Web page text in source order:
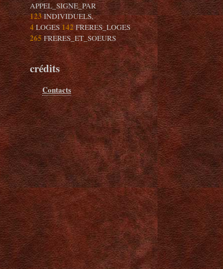
APPEL_SIGNE_PAR
123INDIVIDUELS,
4LOGES 142FRERES_LOGES
265FRERES_ET_SOEURS
crédits
Contacts